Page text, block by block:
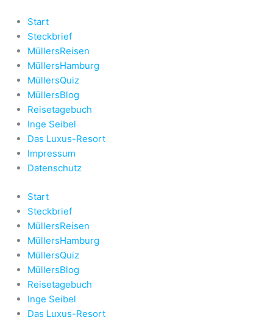
Inhalt
springen
Start
Steckbrief
MüllersReisen
MüllersHamburg
MüllersQuiz
MüllersBlog
Reisetagebuch
Inge Seibel
Das Luxus-Resort
Impressum
Datenschutz
Start
Steckbrief
MüllersReisen
MüllersHamburg
MüllersQuiz
MüllersBlog
Reisetagebuch
Inge Seibel
Das Luxus-Resort